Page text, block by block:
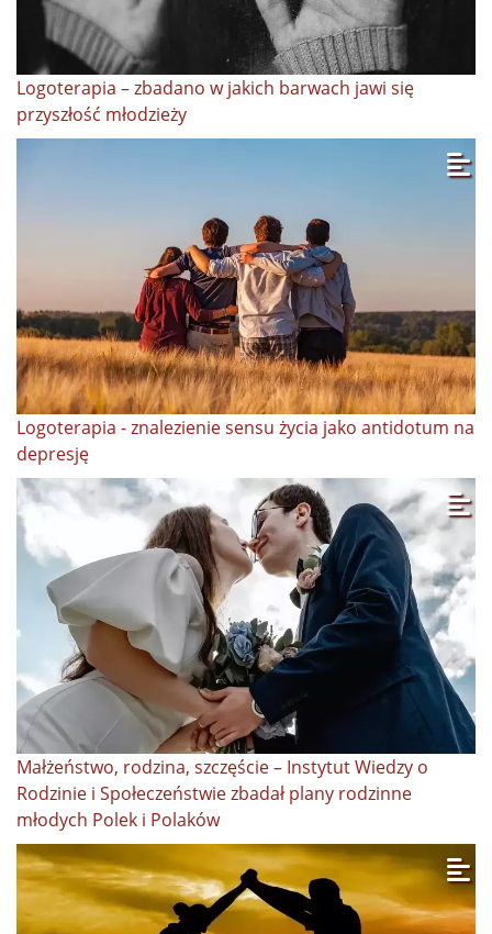
Logoterapia – zbadano w jakich barwach jawi się
przyszłość młodzieży
Logoterapia - znalezienie sensu życia jako antidotum na
depresję
Małżeństwo, rodzina, szczęście – Instytut Wiedzy o
Rodzinie i Społeczeństwie zbadał plany rodzinne
młodych Polek i Polaków